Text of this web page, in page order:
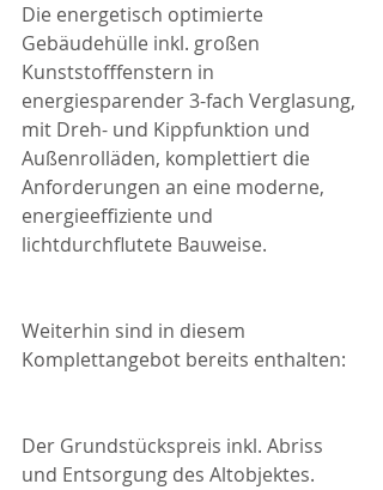
Die energetisch optimierte
Gebäudehülle inkl. großen
Kunststofffenstern in
energiesparender 3-fach Verglasung,
mit Dreh- und Kippfunktion und
Außenrolläden, komplettiert die
Anforderungen an eine moderne,
energieeffiziente und
lichtdurchflutete Bauweise.
Weiterhin sind in diesem
Komplettangebot bereits enthalten:
Der Grundstückspreis inkl. Abriss
und Entsorgung des Altobjektes.